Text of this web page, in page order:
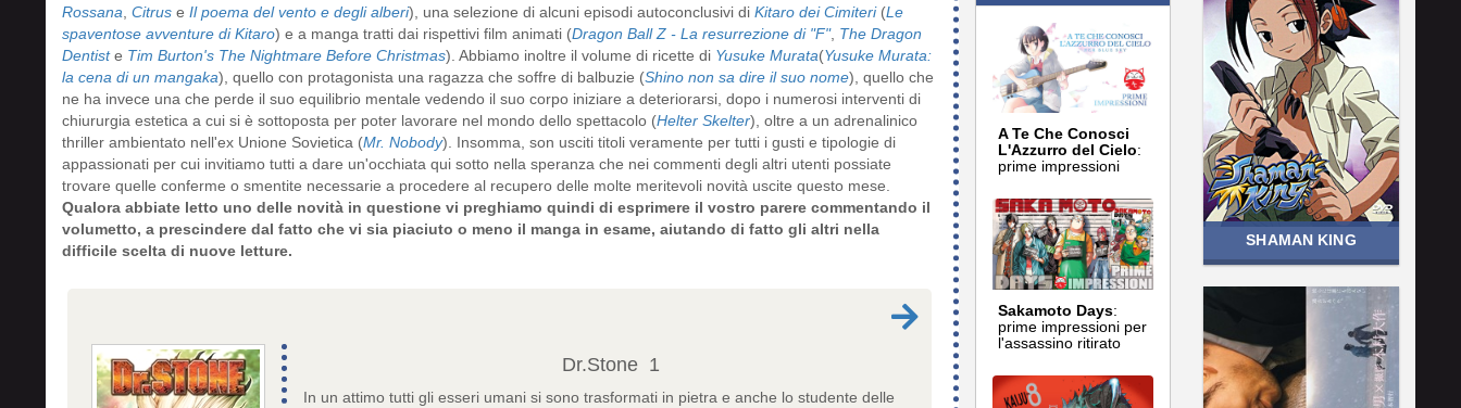
Rossana Citrus e Il poema del vento e degli alberi), una selezione di alcuni episodi autoconclusivi di Kitaro dei Cimiteri(Le
spaventose avventure di Kitaro) e a manga tratti dai rispettivi film animati (Dragon Ball Z - La resurrezione di "F", The Dragon
Dentiste Tim Burton's The Nightmare Before Christmas). Abbiamo inoltre il volume di ricette di Yusuke Murata(Yusuke Murata:
la cena di un mangaka), quello con protagonista una ragazza che soffre di balbuzie (Shino non sa dire il suo nome), quello che
ne ha invece una che perde il suo equilibrio mentale vedendo il suo corpo iniziare a deteriorarsi, dopo i numerosi interventi di
chiururgia estetica a cui si è sottoposta per poter lavorare nel mondo dello spettacolo (Helter Skelter), oltre a un adrenalinico
thriller ambientato nell'ex Unione Sovietica (Mr. Nobody). Insomma, son usciti titoli veramente per tutti i gusti e tipologie di
appassionati per cui invitiamo tutti a dare un'occhiata qui sotto nella speranza che nei commenti degli altri utenti possiate
trovare quelle conferme o smentite necessarie a procedere al recupero delle molte meritevoli novità uscite questo mese.
Qualora abbiate letto uno delle novità in questione vi preghiamo quindi di esprimere il vostro parere commentando il
volumetto, a prescindere dal fatto che vi sia piaciuto o meno il manga in esame, aiutando di fatto gli altri nella
difficile scelta di nuove letture.
Dr.Stone 1
In un attimo tutti gli esseri umani si sono trasformati in pietra e anche lo studente delle
A Te Che Conosci
L'Azzurro del Cielo:
prime impressioni
Sakamoto Days:
prime impressioni per
l'assassino ritirato
SHAMAN KING